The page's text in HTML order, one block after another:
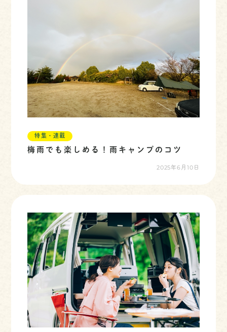
特集・連載
梅雨でも楽しめる！雨キャンプのコツ
2025年6月10日